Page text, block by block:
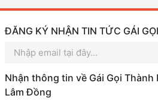
ĐĂNG KÝ NHẬN TIN TỨC GÁI GỌI
Nhận thông tin về Gái Gọi Thành
Lâm Đồng